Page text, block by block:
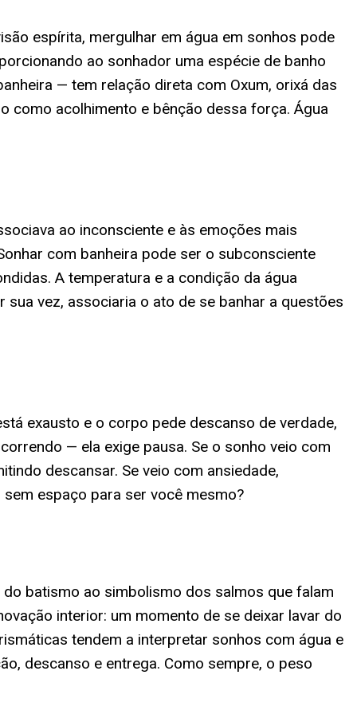
espírita, mergulhar em água em sonhos pode
ao sonhador uma espécie de banho
— tem relação direta com Oxum, orixá das
como acolhimento e bênção dessa força. Água
ao inconsciente e às emoções mais
com banheira pode ser o subconsciente
A temperatura e a condição da água
vez, associaria o ato de se banhar a questões
exausto e o corpo pede descanso de verdade,
— ela exige pausa. Se o sonho veio com
descansar. Se veio com ansiedade,
espaço para ser você mesmo?
batismo ao simbolismo dos salmos que falam
interior: um momento de se deixar lavar do
tendem a interpretar sonhos com água e
descanso e entrega. Como sempre, o peso